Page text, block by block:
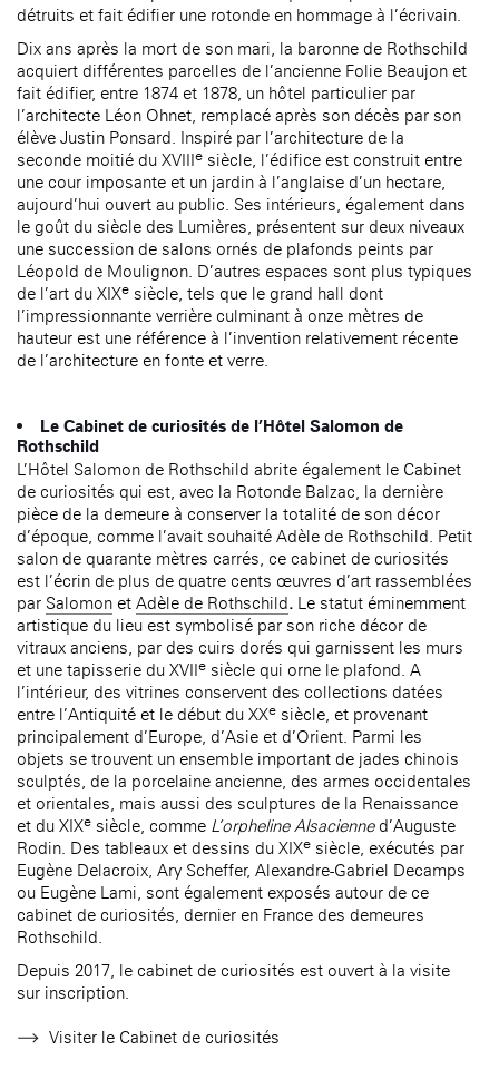
détruits et fait édifier une rotonde en hommage à l’écrivain.
Dix ans après la mort de son mari, la baronne de Rothschild
acquiert différentes parcelles de l’ancienne Folie Beaujon et
fait édifier, entre 1874 et 1878, un hôtel particulier par
l’architecte Léon Ohnet, remplacé après son décès par son
élève Justin Ponsard. Inspiré par l’architecture de la
seconde moitié du XVIIIe siècle, l’édifice est construit entre
une cour imposante et un jardin à l’anglaise d’un hectare,
aujourd’hui ouvert au public. Ses intérieurs, également dans
le goût du siècle des Lumières, présentent sur deux niveaux
une succession de salons ornés de plafonds peints par
Léopold de Moulignon. D’autres espaces sont plus typiques
de l’art du XIXe siècle, tels que le grand hall dont
l’impressionnante verrière culminant à onze mètres de
hauteur est une référence à l’invention relativement récente
de l’architecture en fonte et verre.
Le Cabinet de curiosités de l’Hôtel Salomon de
Rothschild
L’Hôtel Salomon de Rothschild abrite également le Cabinet
de curiosités qui est, avec la Rotonde Balzac, la dernière
pièce de la demeure à conserver la totalité de son décor
d’époque, comme l’avait souhaité Adèle de Rothschild. Petit
salon de quarante mètres carrés, ce cabinet de curiosités
est l’écrin de plus de quatre cents œuvres d’art rassemblées
par Salomon et Adèle de Rothschild. Le statut éminemment
artistique du lieu est symbolisé par son riche décor de
vitraux anciens, par des cuirs dorés qui garnissent les murs
et une tapisserie du XVIIe siècle qui orne le plafond. A
l’intérieur, des vitrines conservent des collections datées
entre l’Antiquité et le début du XXe siècle, et provenant
principalement d’Europe, d’Asie et d’Orient. Parmi les
objets se trouvent un ensemble important de jades chinois
sculptés, de la porcelaine ancienne, des armes occidentales
et orientales, mais aussi des sculptures de la Renaissance
et du XIXe siècle, comme L’orpheline Alsacienned’Auguste
Rodin. Des tableaux et dessins du XIXe siècle, exécutés par
Eugène Delacroix, Ary Scheffer, Alexandre-Gabriel Decamps
ou Eugène Lami, sont également exposés autour de ce
cabinet de curiosités, dernier en France des demeures
Rothschild.
Depuis 2017, le cabinet de curiosités est ouvert à la visite
sur inscription.
Visiter le Cabinet de curiosités